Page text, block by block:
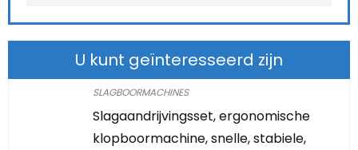
U kunt geïnteresseerd zijn
SLAGBOORMACHINES
Slagaandrijvingsset, ergonomische
klopboormachine, snelle, stabiele,